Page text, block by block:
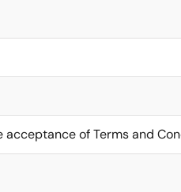
acceptance of Terms and